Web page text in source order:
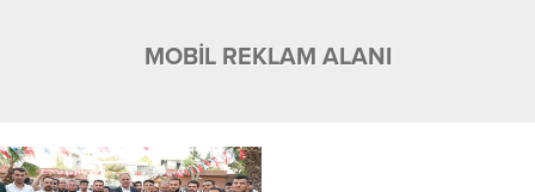
MOBİL REKLAM ALANI